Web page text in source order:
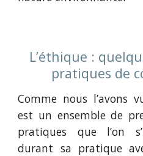
L’éthique :
pratiques de
Comme nous l’avons
est un ensemble de
pratiques que l’on
durant sa pratique